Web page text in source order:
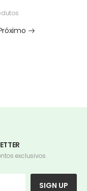
exclusivos.
SIGN UP